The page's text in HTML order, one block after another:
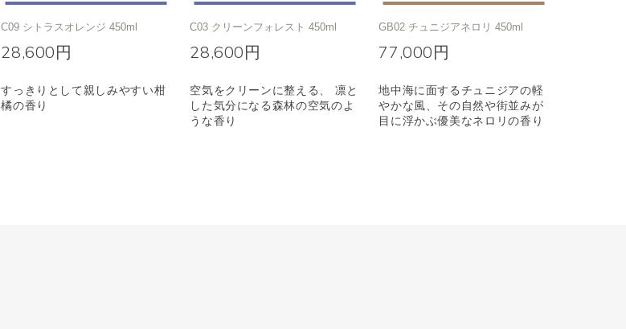
C09 シトラスオレンジ 450ml
28,600円
すっきりとして親しみやすい柑
橘の香り
C03 クリーンフォレスト 450ml
28,600円
空気をクリーンに整える、 凛と
した気分になる森林の空気のよ
うな香り
GB02 チュニジアネロリ 450ml
77,000円
地中海に面するチュニジアの軽
やかな風、その自然や街並みが
目に浮かぶ優美なネロリの香り